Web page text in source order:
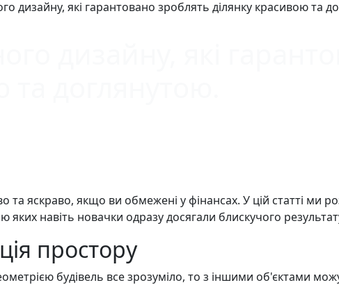
дизайну, які гарантовано зроблять ділянку красивою та
яскраво, якщо ви обмежені у фінансах. У цій статті ми
навіть новачки одразу досягали блискучого
простору
будівель все зрозуміло, то з іншими об'єктами